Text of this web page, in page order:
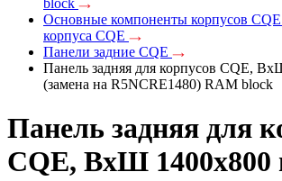
Основные компоненты корпусов
корпуса CQE
Панели задние CQE
Панель задняя для корпусов CQE,
(замена на R5NCRE1480) RAM block
Панель задняя для
CQE, ВхШ